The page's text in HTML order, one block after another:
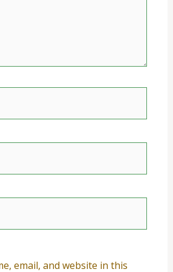
email, and website in this